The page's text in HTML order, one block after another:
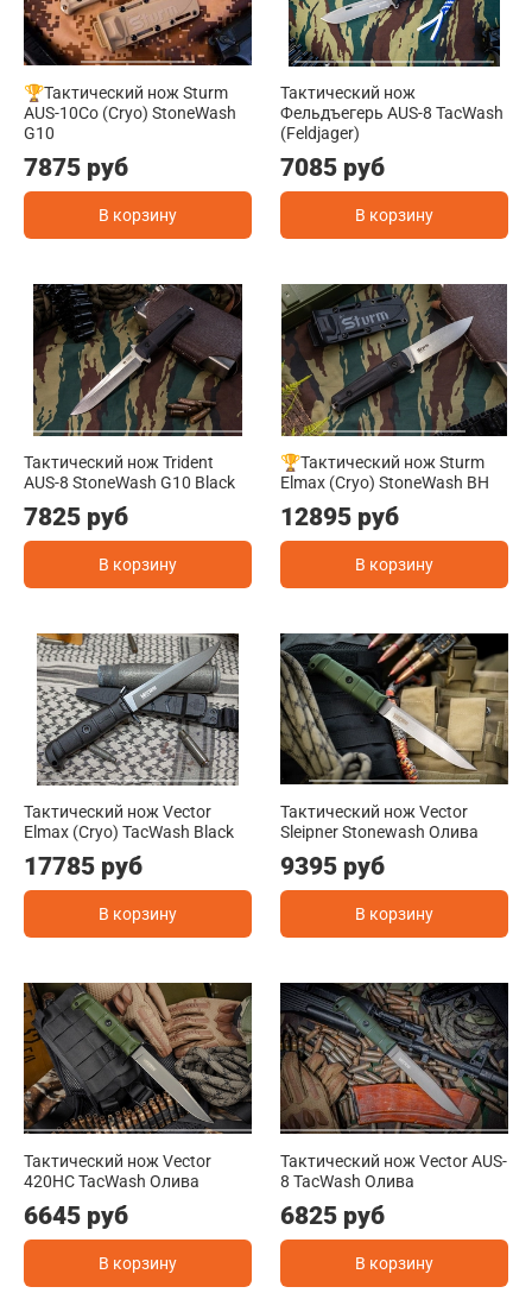
🏆Тактический нож Sturm
AUS-10Co (Cryo) StoneWash
G10
7875 руб
В корзину
Тактический нож
Фельдъегерь AUS-8 TacWash
(Feldjager)
7085 руб
В корзину
Тактический нож Trident
AUS-8 StoneWash G10 Black
7825 руб
В корзину
🏆Тактический нож Sturm
Elmax (Cryo) StoneWash BH
12895 руб
В корзину
Тактический нож Vector
Elmax (Cryo) TacWash Black
17785 руб
В корзину
Тактический нож Vector
Sleipner Stonewash Олива
9395 руб
В корзину
Тактический нож Vector
420HC TacWash Олива
6645 руб
В корзину
Тактический нож Vector AUS-
8 TacWash Олива
6825 руб
В корзину